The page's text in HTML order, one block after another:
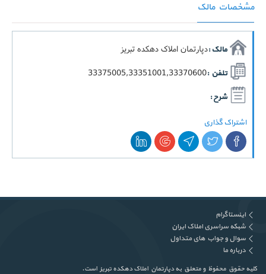
مشخصات مالک
مالک :دپارتمان املاک دهکده تبریز
تلفن :33375005,33351001,33370600
شرح :
اشتراک گذاری
اینستاگرام
شبکه سراسری املاک ایران
سوال و جواب های متداول
درباره ما
کلیه حقوق محفوظ و متعلق به دپارتمان املاک دهکده تبریز است.